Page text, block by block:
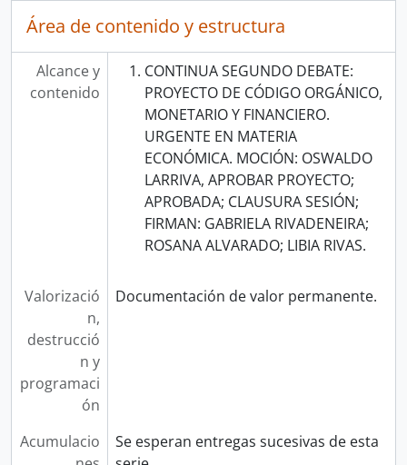
Área de contenido y estructura
Alcance y
contenido
CONTINUA SEGUNDO DEBATE:
PROYECTO DE CÓDIGO ORGÁNICO,
MONETARIO Y FINANCIERO.
URGENTE EN MATERIA
ECONÓMICA. MOCIÓN: OSWALDO
LARRIVA, APROBAR PROYECTO;
APROBADA; CLAUSURA SESIÓN;
FIRMAN: GABRIELA RIVADENEIRA;
ROSANA ALVARADO; LIBIA RIVAS.
Valorizació
n,
destrucció
n y
programaci
ón
Documentación de valor permanente.
Acumulacio
Se esperan entregas sucesivas de esta